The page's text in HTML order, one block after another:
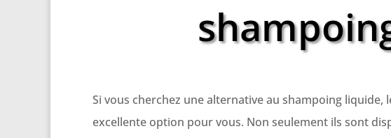
Si vous cherchez une alternative au shampoing
excellente option pour vous. Non seulement ils sont